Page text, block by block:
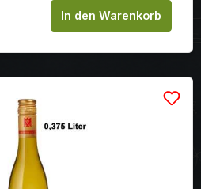
Gib den
In den Warenkorb